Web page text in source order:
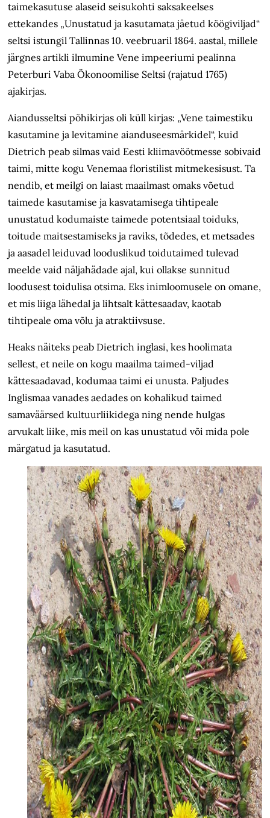
taimekasutuse alaseid seisukohti saksakeelses
ettekandes „Unustatud ja kasutamata jäetud köögiviljad“
seltsi istungil Tallinnas 10. veebruaril 1864. aastal, millele
järgnes artikli ilmumine Vene impeeriumi pealinna
Peterburi Vaba Ökonoomilise Seltsi (rajatud 1765)
ajakirjas.
Aiandusseltsi põhikirjas oli küll kirjas: „Vene taimestiku
kasutamine ja levitamine aianduseesmärkidel“, kuid
Dietrich peab silmas vaid Eesti kliimavöötmesse sobivaid
taimi, mitte kogu Venemaa floristilist mitmekesisust. Ta
nendib, et meilgi on laiast maailmast omaks võetud
taimede kasutamise ja kasvatamisega tihtipeale
unustatud kodumaiste taimede potentsiaal toiduks,
toitude maitsestamiseks ja raviks, tõdedes, et metsades
ja aasadel leiduvad looduslikud toidutaimed tulevad
meelde vaid näljahädade ajal, kui ollakse sunnitud
loodusest toidulisa otsima. Eks inimloomusele on omane,
et mis liiga lähedal ja lihtsalt kättesaadav, kaotab
tihtipeale oma võlu ja atraktiivsuse.
Heaks näiteks peab Dietrich inglasi, kes hoolimata
sellest, et neile on kogu maailma taimed-viljad
kättesaadavad, kodumaa taimi ei unusta. Paljudes
Inglismaa vanades aedades on kohalikud taimed
samaväärsed kultuurliikidega ning nende hulgas
arvukalt liike, mis meil on kas unustatud või mida pole
märgatud ja kasutatud.